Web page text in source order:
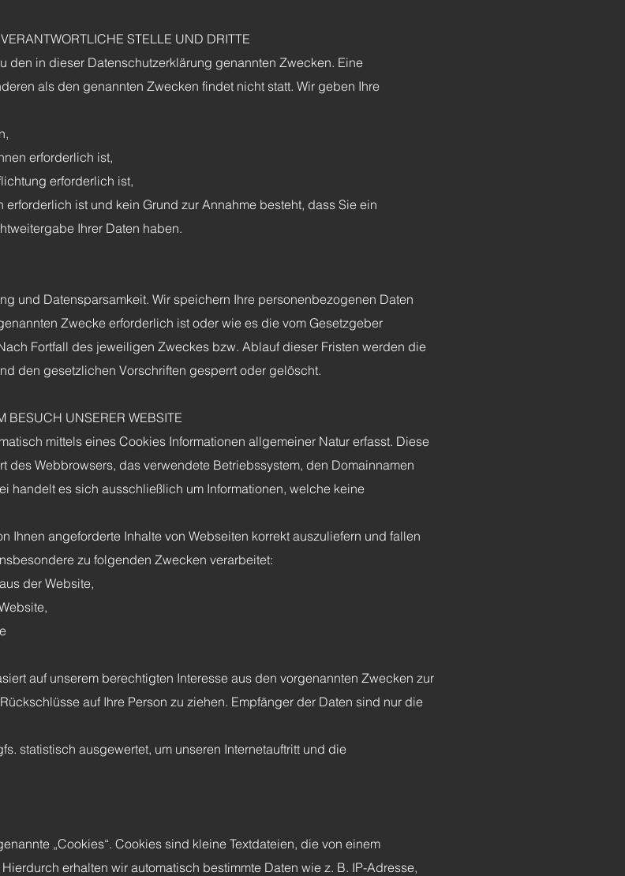
STELLE UND DRITTE
den in dieser Datenschutzerklärung genannten Zwecken. Eine
als den genannten Zwecken findet nicht statt. Wir geben Ihre
erforderlich ist,
erforderlich ist,
ist und kein Grund zur Annahme besteht, dass Sie ein
Ihrer Daten haben.
und Datensparsamkeit. Wir speichern Ihre personenbezogenen Daten
Zwecke erforderlich ist oder wie es die vom Gesetzgeber
Fortfall des jeweiligen Zweckes bzw. Ablauf dieser Fristen werden die
den gesetzlichen Vorschriften gesperrt oder gelöscht.
BESUCH UNSERER WEBSITE
mittels eines Cookies Informationen allgemeiner Natur erfasst. Diese
des Webbrowsers, das verwendete Betriebssystem, den Domainnamen
handelt es sich ausschließlich um Informationen, welche keine
Ihnen angeforderte Inhalte von Webseiten korrekt auszuliefern und fallen
zu folgenden Zwecken verarbeitet:
der Website,
auf unserem berechtigten Interesse aus den vorgenannten Zwecken zur
auf Ihre Person zu ziehen. Empfänger der Daten sind nur die
statistisch ausgewertet, um unseren Internetauftritt und die
„Cookies“. Cookies sind kleine Textdateien, die von einem
erhalten wir automatisch bestimmte Daten wie z. B. IP-Adresse,